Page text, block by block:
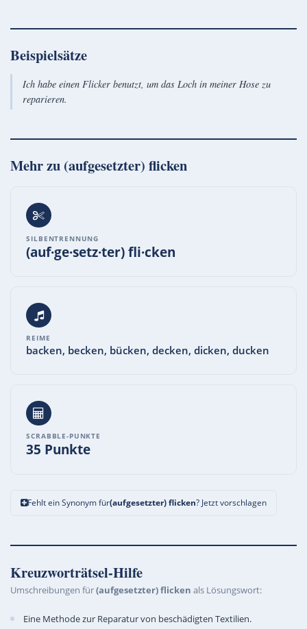
Beispielsätze
Ich habe einen Flicker benutzt, um das Loch in meiner Hose zu
reparieren.
Mehr zu (aufgesetzter) flicken
SILBENTRENNUNG
(auf·ge·setz·ter) fli·cken
REIME
backen, becken, bücken, decken, dicken, ducken
SCRABBLE-PUNKTE
35 Punkte
Fehlt ein Synonym für(aufgesetzter) flicken? Jetzt vorschlagen
Kreuzworträtsel-Hilfe
Umschreibungen für(aufgesetzter) flicken als Lösungswort:
Eine Methode zur Reparatur von beschädigten Textilien.